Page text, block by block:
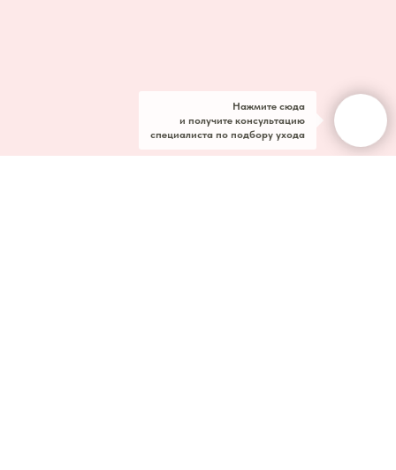
Нажмите сюда
и получите консультацию
специалиста по подбору ухода